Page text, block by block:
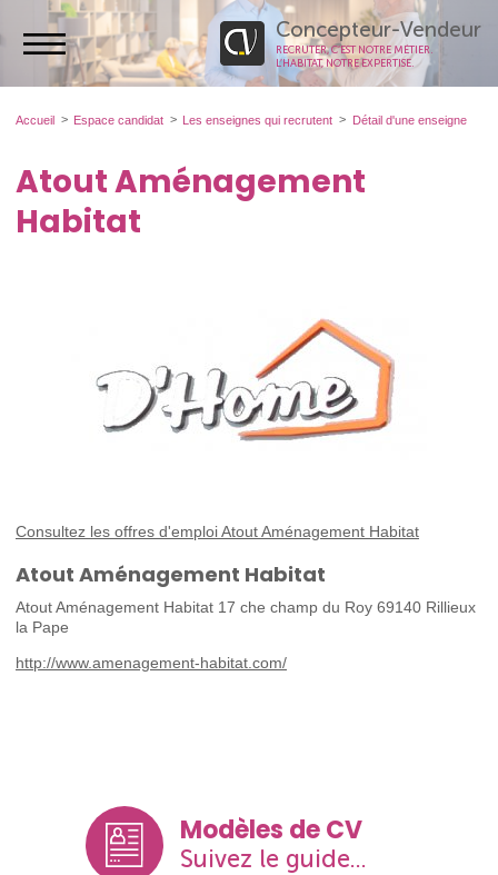
Concepteur-Vendeur
RECRUTER, C’EST NOTRE MÉTIER.
L’HABITAT, NOTRE EXPERTISE.
Accueil Espace candidat Les enseignes qui recrutent Détail d'une enseigne
Atout Aménagement
Habitat
Consultez les offres d'emploi Atout Aménagement Habitat
Atout Aménagement Habitat
Atout Aménagement Habitat 17 che champ du Roy 69140 Rillieux
la Pape
http://www.amenagement-habitat.com/
Modèles de CV
Suivez le guide...